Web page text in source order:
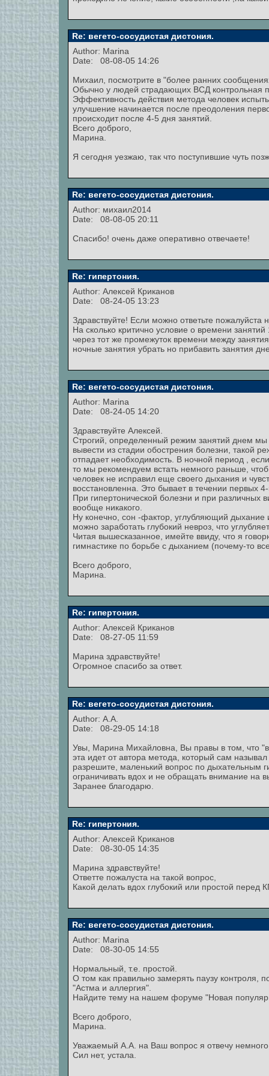
Re: вегето-сосудистая дистония.
Author: Marina
Date: 08-08-05 14:26
Михаил, посмотрите в "более ранних
Обычно у людей страдающих ВСД контрольная
Эффективность действия метода человек
улучшение начинается после преодоления
происходит после 4-5 дня занятий.
Всего доброго,
Марина.
Я сегодня уезжаю, так что поступившие чуть
Re: вегето-сосудистая дистония.
Author: михаил2014
Date: 08-08-05 20:11
Спасибо! очень даже оперативно отвечаете!
Re: гипертония.
Author: Алексей Криканов
Date: 08-24-05 13:23
Здравствуйте! Если можно ответьте пожалуйста
На сколько критично условие о времени
через тот же промежуток времени между
ночные занятия убрать но прибавить занятия
Re: вегето-сосудистая дистония.
Author: Marina
Date: 08-24-05 14:20
Здравствуйте Алексей.
Строгий, определенный режим занятий днем мы
вывести из стадии обострения болезни, такой
отпадает необходимость. В ночной период ,
то мы рекомендуем встать немного раньше,
человек не исправил еще своего дыхания и
восстановленна. Это бывает в течении первых
При гипертонической болезни и при различных
вообще никакого.
Ну конечно, сон -фактор, углубляющий дыхание
можно заработать глубокий невроз, что
Читая вышесказанное, имейте ввиду, что я
гимнастике по борьбе с дыханием (почему-то
Всего доброго,
Марина.
Re: гипертония.
Author: Алексей Криканов
Date: 08-27-05 11:59
Марина здравствуйте!
Огромное спасибо за ответ.
Re: вегето-сосудистая дистония.
Author: A.A.
Date: 08-29-05 14:18
Увы, Марина Михайловна, Вы правы в том, что
эта идет от автора метода, который сам
разрешите, маленький вопрос по дыхательным
ограничивать вдох и не обращать внимание на
Заранее благодарю.
Re: гипертония.
Author: Алексей Криканов
Date: 08-30-05 14:35
Марина здравствуйте!
Ответте пожалуста на такой вопрос,
Какой делать вдох глубокий или простой перед
Re: вегето-сосудистая дистония.
Author: Marina
Date: 08-30-05 14:55
Нормальный, т.е. простой.
О том как правильно замерять паузу контроля,
"Астма и аллергия".
Найдите тему на нашем форуме "Новая
Всего доброго,
Марина.
Уважаемый А.А. на Ваш вопрос я отвечу
Сил нет, устала.